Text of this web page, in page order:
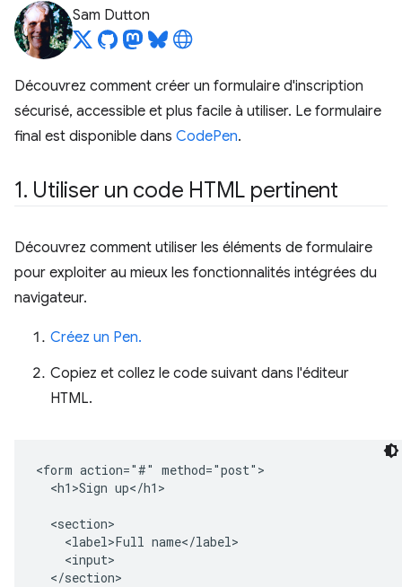
Sam Dutton
Découvrez comment créer un formulaire d'inscription
sécurisé, accessible et plus facile à utiliser. Le formulaire
final est disponible dans CodePen.
1. Utiliser un code HTML pertinent
Découvrez comment utiliser les éléments de formulaire
pour exploiter au mieux les fonctionnalités intégrées du
navigateur.
Créez un Pen.
Copiez et collez le code suivant dans l'éditeur
HTML.
<form action="#" method="post">
  <h1>Sign up</h1>
  <section>
    <label>Full name</label>
    <input>
  </section>